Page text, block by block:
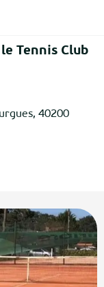
Tennis Club
40200